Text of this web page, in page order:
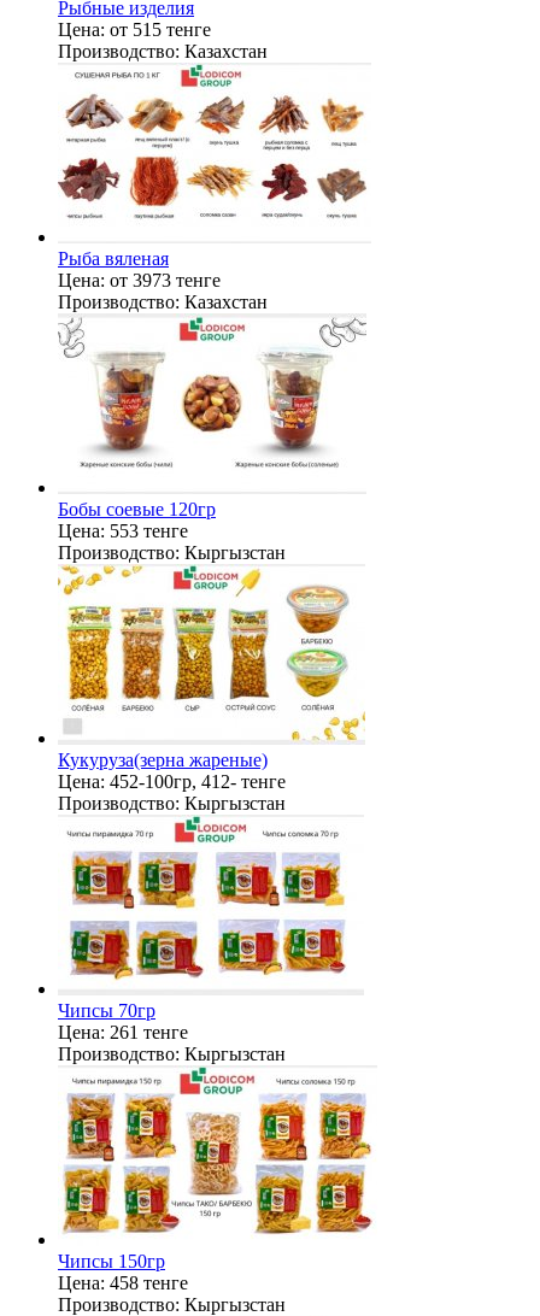
Рыбные изделия
Цена: от 515 тенге
Производство: Казахстан
Рыба вяленая
Цена: от 3973 тенге
Производство: Казахстан
Бобы соевые 120гр
Цена: 553 тенге
Производство: Кыргызстан
Кукуруза(зерна жареные)
Цена: 452-100гр, 412- тенге
Производство: Кыргызстан
Чипсы 70гр
Цена: 261 тенге
Производство: Кыргызстан
Чипсы 150гр
Цена: 458 тенге
Производство: Кыргызстан